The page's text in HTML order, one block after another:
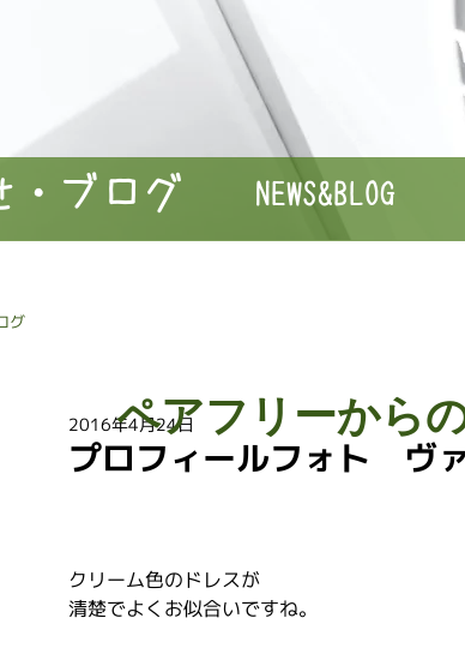
NEWS&BLOG
・ブログ
グ
プロフィールフォト ヴ
2016年4月24日
クリーム色のドレスが
清楚でよくお似合いですね。
ペアフリーから